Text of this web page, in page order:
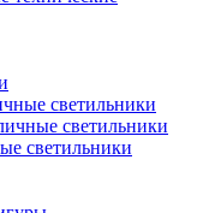
светильники
светильники
светильники